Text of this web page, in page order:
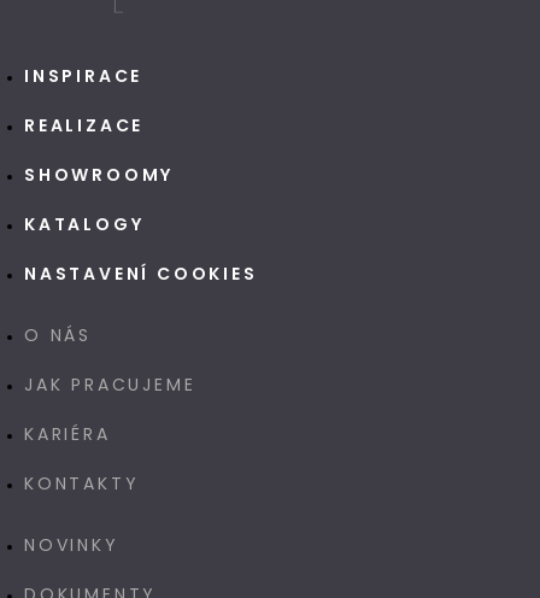
INSPIRACE
REALIZACE
SHOWROOMY
KATALOGY
NASTAVENÍ COOKIES
O NÁS
JAK PRACUJEME
KARIÉRA
KONTAKTY
NOVINKY